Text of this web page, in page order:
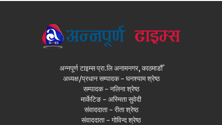
अन्नपूर्ण टाइम्स प्रा.लि अनामनगर, काठमाडौँ
अध्यक्ष/प्रधान सम्पादक - घनश्याम श्रेष्ठ
सम्पादक - नलिना श्रेष्ठ
मार्केटिङ - अस्मिता सुवेदी
संवाददाता - रीता श्रेष्ठ
संवाददाता - गोविन्द श्रेष्ठ